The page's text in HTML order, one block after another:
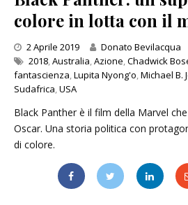
colore in lotta con il
2 Aprile 2019 Donato Bevilacqua
2018,Australia,Azione,Chadwick
fantascienza,Lupita Nyong'o,Michael B.
Sudafrica,USA
Black Panther è il film della Marvel
Oscar. Una storia politica con
di colore.